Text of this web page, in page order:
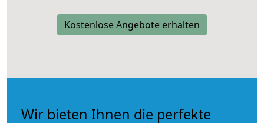
Kostenlose Angebote erhalten
Wir bieten Ihnen die perfekte